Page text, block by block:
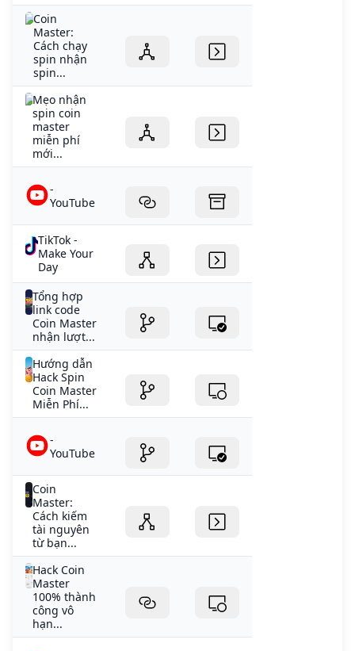
Coin
Master:
Cách chạy
spin nhận
spin...
Mẹo nhận
spin coin
master
miễn phí
mới...
-
YouTube
TikTok -
Make Your
Day
Tổng hợp
link code
Coin Master
nhận lượt...
Hướng dẫn
Hack Spin
Coin Master
Miễn Phí...
-
YouTube
Coin
Master:
Cách kiếm
tài nguyên
từ bạn...
Hack Coin
Master
100% thành
công vô
hạn...